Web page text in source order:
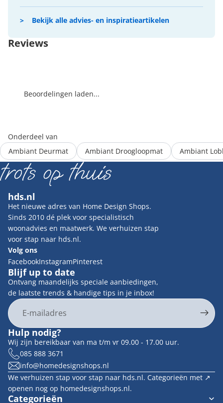
Bekijk alle advies- en inspiratieartikelen
Reviews
Beoordelingen laden...
Onderdeel van
Ambiant Deurmat
Ambiant Droogloopmat Ambiant
hds.nl
Het nieuwe adres van Home Design Shops.
Sinds 2010 dé plek voor specialistisch
woonadvies en maatwerk. We verhuizen stap
voor stap naar hds.nl.
Volg ons
FacebookInstagramPinterest
Blijf up to date
Ontvang maandelijks speciale aanbiedingen,
de laatste trends & handige tips in je inbox!
E-mail
Hulp nodig?
Wij zijn bereikbaar van ma t/m vr 09.00 - 17.00 uur.
085 888 3671
info@homedesignshops.nl
We verhuizen stap voor stap naar hds.nl. Categorieën met ↗︎
openen nog op homedesignshops.nl.
Categorieën
Contactgegevens
Terugbetalingsbeleid
Algemene voorwaarden
Verzendbeleid
Wettelijke kennisgeving